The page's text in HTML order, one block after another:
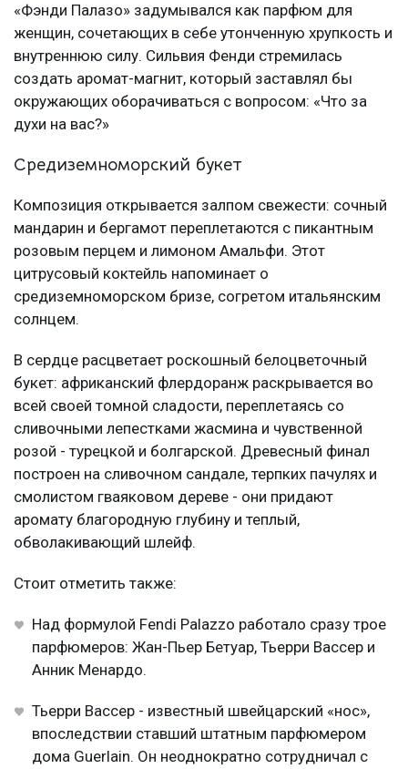
«Фэнди Палазо» задумывался как парфюм для
женщин, сочетающих в себе утонченную хрупкость и
внутреннюю силу. Сильвия Фенди стремилась
создать аромат-магнит, который заставлял бы
окружающих оборачиваться с вопросом: «Что за
духи на вас?»
Средиземноморский букет
Композиция открывается залпом свежести: сочный
мандарин и бергамот переплетаются с пикантным
розовым перцем и лимоном Амальфи. Этот
цитрусовый коктейль напоминает о
средиземноморском бризе, согретом итальянским
солнцем.
В сердце расцветает роскошный белоцветочный
букет: африканский флердоранж раскрывается во
всей своей томной сладости, переплетаясь со
сливочными лепестками жасмина и чувственной
розой - турецкой и болгарской. Древесный финал
построен на сливочном сандале, терпких пачулях и
смолистом гваяковом дереве - они придают
аромату благородную глубину и теплый,
обволакивающий шлейф.
Стоит отметить также:
Над формулой Fendi Palazzo работало сразу трое
парфюмеров: Жан-Пьер Бетуар, Тьерри Вассер и
Анник Менардо.
Тьерри Вассер - известный швейцарский «нос»,
впоследствии ставший штатным парфюмером
дома Guerlain. Он неоднократно сотрудничал с